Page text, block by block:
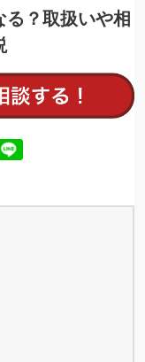
？取扱いや相